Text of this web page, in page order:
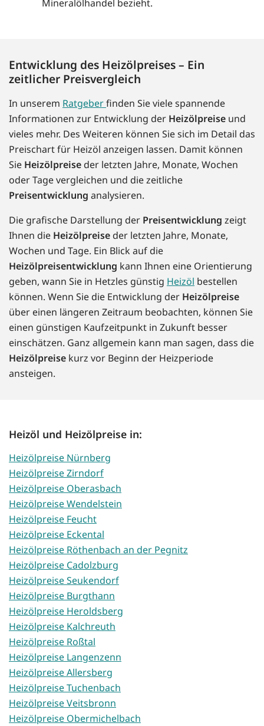
Mineralölhandel bezieht.
Entwicklung des Heizölpreises – Ein
zeitlicher Preisvergleich
In unserem Ratgeberfinden Sie viele spannende
Informationen zur Entwicklung der Heizölpreise und
vieles mehr. Des Weiteren können Sie sich im Detail das
Preischart für Heizöl anzeigen lassen. Damit können
Sie Heizölpreise der letzten Jahre, Monate, Wochen
oder Tage vergleichen und die zeitliche
Preisentwicklung analysieren.
Die grafische Darstellung der Preisentwicklung zeigt
Ihnen die Heizölpreise der letzten Jahre, Monate,
Wochen und Tage. Ein Blick auf die
Heizölpreisentwicklung kann Ihnen eine Orientierung
geben, wann Sie in Hetzles günstig Heizöl bestellen
können. Wenn Sie die Entwicklung der Heizölpreise
über einen längeren Zeitraum beobachten, können Sie
einen günstigen Kaufzeitpunkt in Zukunft besser
einschätzen. Ganz allgemein kann man sagen, dass die
Heizölpreise kurz vor Beginn der Heizperiode
ansteigen.
Heizöl und Heizölpreise in:
Heizölpreise Nürnberg
Heizölpreise Zirndorf
Heizölpreise Oberasbach
Heizölpreise Wendelstein
Heizölpreise Feucht
Heizölpreise Eckental
Heizölpreise Röthenbach an der Pegnitz
Heizölpreise Cadolzburg
Heizölpreise Seukendorf
Heizölpreise Burgthann
Heizölpreise Heroldsberg
Heizölpreise Kalchreuth
Heizölpreise Roßtal
Heizölpreise Langenzenn
Heizölpreise Allersberg
Heizölpreise Tuchenbach
Heizölpreise Veitsbronn
Heizölpreise Obermichelbach